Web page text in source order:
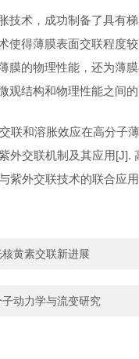
技术，成功制备了具有
使得薄膜表面交联程度
膜的物理性能，还为薄
观结构和物理性能之间的
联和溶胀效应在高分子
外交联机制及其应用[J].
紫外交联技术的联合应
黄素交联新进展
动力学与流变研究